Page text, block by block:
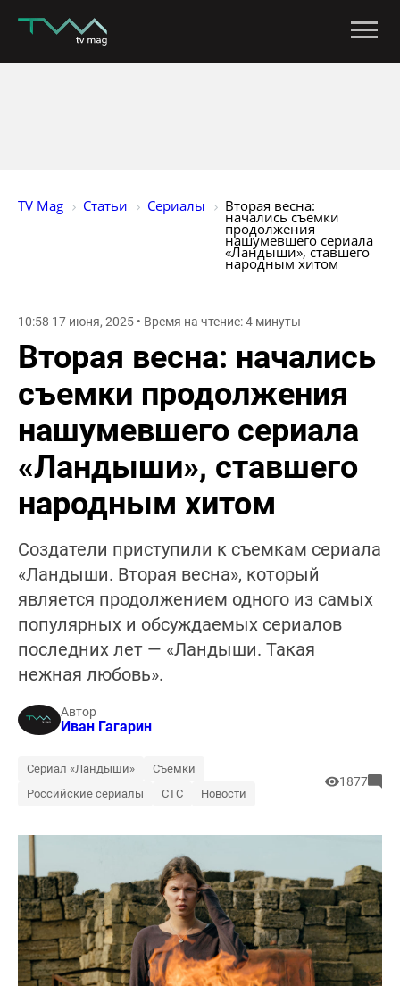
TV Mag Статьи Сериалы Вторая весна:
начались съемки
продолжения
нашумевшего сериала
«Ландыши», ставшего
народным хитом
10:58 17 июня, 2025 • Время на чтение: 4 минуты
Вторая весна: начались
съемки продолжения
нашумевшего сериала
«Ландыши», ставшего
народным хитом
Создатели приступили к съемкам сериала
«Ландыши. Вторая весна», который
является продолжением одного из самых
популярных и обсуждаемых сериалов
последних лет — «Ландыши. Такая
нежная любовь».
Автор
Иван Гагарин
Сериал «Ландыши»
Съемки
Российские сериалы
СТС Новости
1877